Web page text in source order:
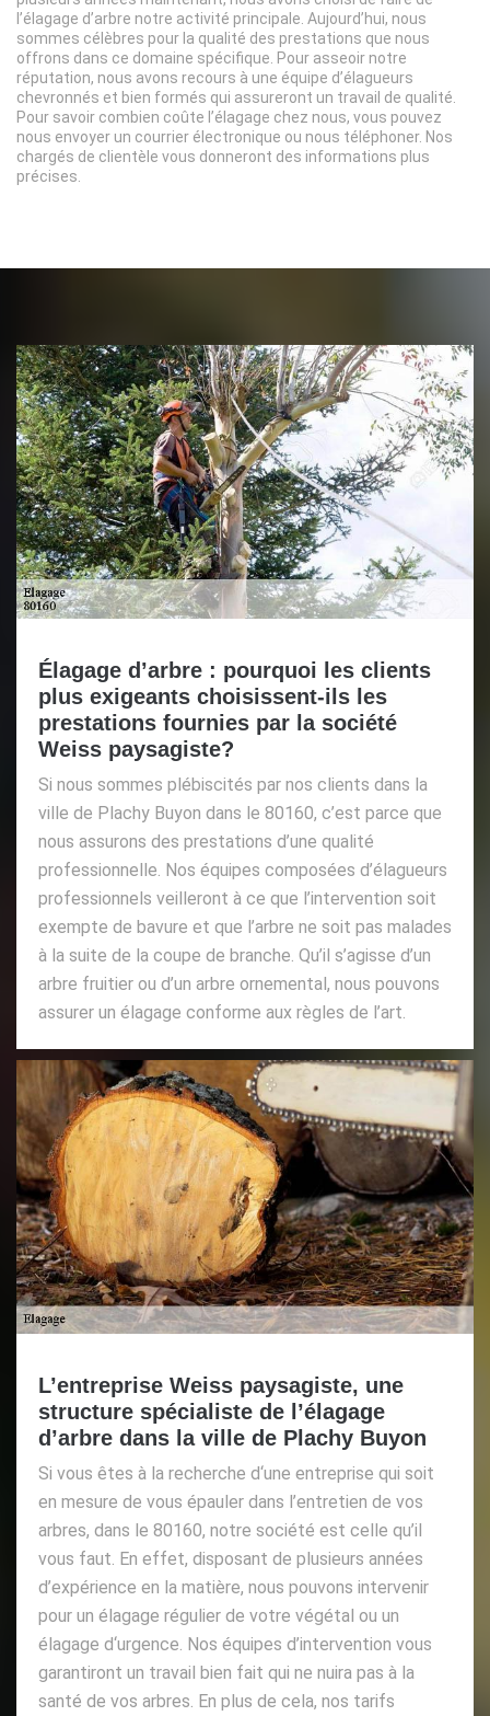
l’élagage d’arbre notre activité principale. Aujourd’hui, nous
sommes célèbres pour la qualité des prestations que nous
offrons dans ce domaine spécifique. Pour asseoir notre
réputation, nous avons recours à une équipe d’élagueurs
chevronnés et bien formés qui assureront un travail de qualité.
Pour savoir combien coûte l’élagage chez nous, vous pouvez
nous envoyer un courrier électronique ou nous téléphoner. Nos
chargés de clientèle vous donneront des informations plus
précises.
Élagage d’arbre : pourquoi les clients
plus exigeants choisissent-ils les
prestations fournies par la société
Weiss paysagiste?
Si nous sommes plébiscités par nos clients dans la
ville de Plachy Buyon dans le 80160, c’est parce que
nous assurons des prestations d’une qualité
professionnelle. Nos équipes composées d’élagueurs
professionnels veilleront à ce que l’intervention soit
exempte de bavure et que l’arbre ne soit pas malades
à la suite de la coupe de branche. Qu’il s’agisse d’un
arbre fruitier ou d’un arbre ornemental, nous pouvons
assurer un élagage conforme aux règles de l’art.
L’entreprise Weiss paysagiste, une
structure spécialiste de l’élagage
d’arbre dans la ville de Plachy Buyon
Si vous êtes à la recherche d‘une entreprise qui soit
en mesure de vous épauler dans l’entretien de vos
arbres, dans le 80160, notre société est celle qu’il
vous faut. En effet, disposant de plusieurs années
d’expérience en la matière, nous pouvons intervenir
pour un élagage régulier de votre végétal ou un
élagage d‘urgence. Nos équipes d’intervention vous
garantiront un travail bien fait qui ne nuira pas à la
santé de vos arbres. En plus de cela, nos tarifs